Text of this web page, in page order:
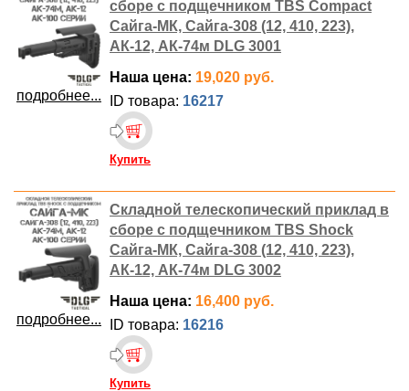
подробнее...
сборе с подщечником TBS Compact
Сайга-МК, Сайга-308 (12, 410, 223),
АК-12, АК-74м DLG 3001
Наша цена: 19,020 руб.
ID товара: 16217
Купить
подробнее...
Складной телескопический приклад в
сборе с подщечником TBS Shock
Сайга-МК, Сайга-308 (12, 410, 223),
АК-12, АК-74м DLG 3002
Наша цена: 16,400 руб.
ID товара: 16216
Купить